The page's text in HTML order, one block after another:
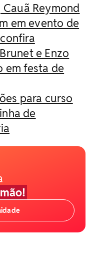
Reymond
em evento de
e Enzo
em festa de
para curso
de